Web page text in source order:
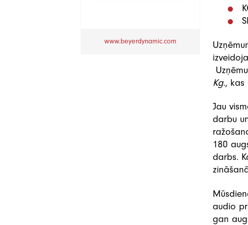
Kg., kas
Jau
darbu
180
darbs.
audio
gan
www.beyerdynamic.com